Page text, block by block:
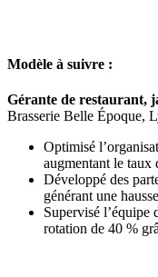
Modèle à suivre :
Gérante de restaurant,
Brasserie Belle Époque,
Optimisé
augmentant le taux
Développé des
générant une
Supervisé l’équipe
rotation de 40 %